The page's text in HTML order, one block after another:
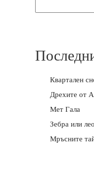
Квартален
Дрехите от
Мет Гала
Зебра или
Мръсните